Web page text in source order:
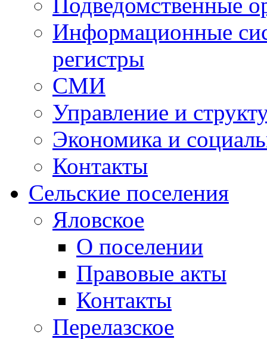
Информационные
регистры
СМИ
Управление и
Экономика и
Контакты
Сельские поселения
Яловское
О поселении
Правовые акты
Контакты
Перелазское